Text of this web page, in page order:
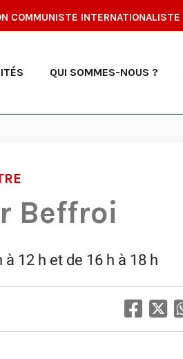
COMMUNISTE INTERNATIONALISTE
QUI SOMMES-NOUS ?
Beffroi
12 h et de 16 h à 18 h